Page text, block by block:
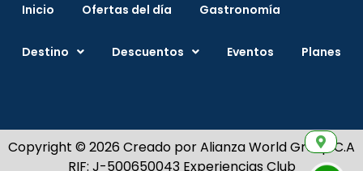
Inicio Ofertas del día Gastronomía
Destino Descuentos Eventos Planes
Copyright © 2026 Creado por Alianza World Group C.A
RIF: J-500650043 Experiencias Club